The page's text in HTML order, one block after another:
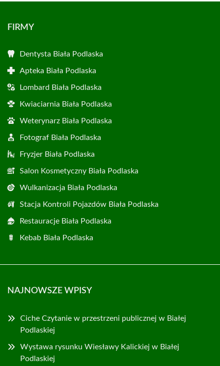
FIRMY
Dentysta Biała Podlaska
Apteka Biała Podlaska
Lombard Biała Podlaska
Kwiaciarnia Biała Podlaska
Weterynarz Biała Podlaska
Fotograf Biała Podlaska
Fryzjer Biała Podlaska
Salon Kosmetyczny Biała Podlaska
Wulkanizacja Biała Podlaska
Stacja Kontroli Pojazdów Biała Podlaska
Restauracje Biała Podlaska
Kebab Biała Podlaska
NAJNOWSZE WPISY
Ciche Czytanie w przestrzeni publicznej w Białej
Podlaskiej
Wystawa rysunku Wiesławy Kalickiej w Białej
Podlaskiej